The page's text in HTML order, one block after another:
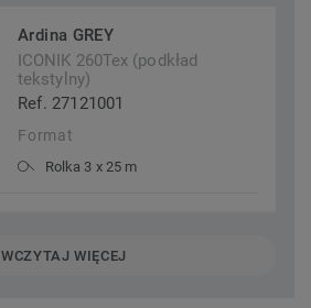
Ardina GREY
ICONIK 260Tex (podkład
tekstylny)
Ref. 27121001
Format
Rolka 3 x 25 m
WCZYTAJ WIĘCEJ